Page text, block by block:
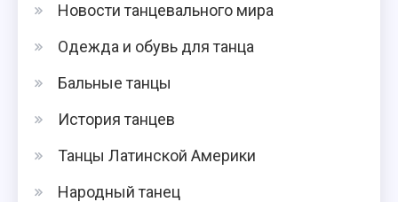
Новости танцевального мира
Одежда и обувь для танца
Бальные танцы
История танцев
Танцы Латинской Америки
Народный танец